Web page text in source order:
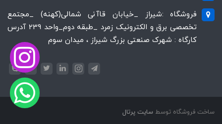
فروشگاه :شیراز _خیابان قاآنی شمالی(کهنه) _مجتمع
تخصصی برق و الکترونیک زمرد _طبقه دوم_واحد 239 آدرس
کارگاه : شهرک صنعتی بزرگ شیراز ، میدان سوم
ساخت فروشگاه توسط سایت پرتال